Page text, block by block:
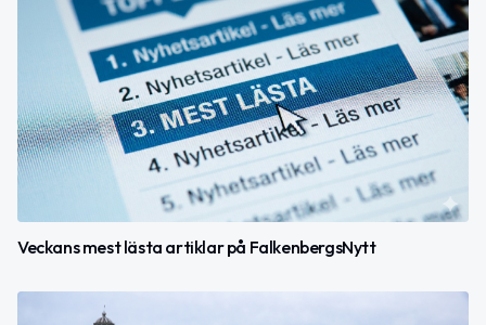
Veckans mest lästa artiklar på FalkenbergsNytt